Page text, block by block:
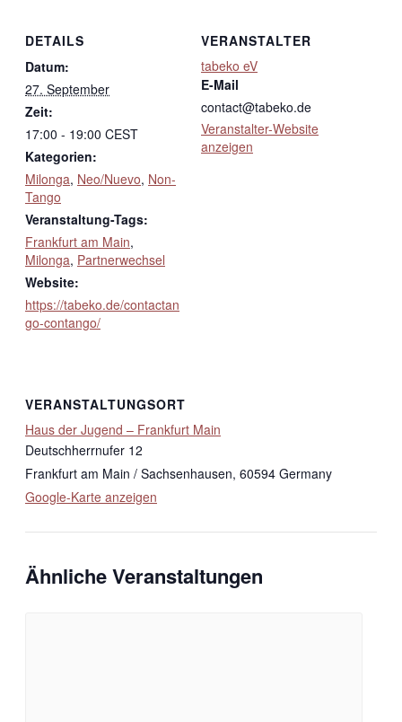
DETAILS
Datum:
27. September
Zeit:
17:00 - 19:00 CEST
Kategorien:
Milonga, Neo/Nuevo, Non-
Tango
Veranstaltung-Tags:
Frankfurt am Main,
Milonga, Partnerwechsel
Website:
https://tabeko.de/contactan
go-contango/
VERANSTALTER
tabeko eV
E-Mail
contact@tabeko.de
Veranstalter-Website
anzeigen
VERANSTALTUNGSORT
Haus der Jugend – Frankfurt Main
Deutschherrnufer 12
Frankfurt am Main / Sachsenhausen, 60594 Germany
Google-Karte anzeigen
Ähnliche Veranstaltungen